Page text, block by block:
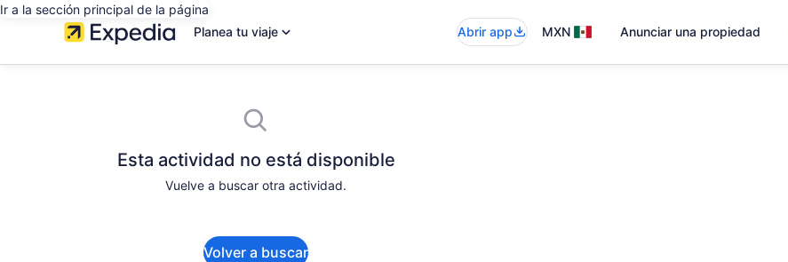
Ir a la sección principal de la página
Planea tu viaje
Abrir app MXN Anunciar una propiedad
Esta actividad no está disponible
Vuelve a buscar otra actividad.
Volver a buscar